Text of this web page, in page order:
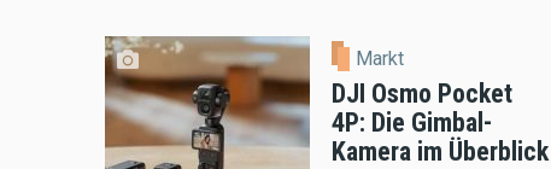
Markt
DJI Osmo Pocket
4P: Die Gimbal-
Kamera im Überblick